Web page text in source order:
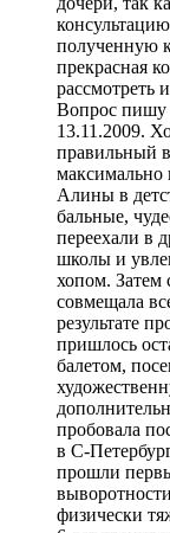
полученную
прекрасная
рассмотреть
Вопрос пишу
13.11.2009.
правильный
максимально
Алины в
бальные,
переехали в
школы и
хопом. Затем
совмещала
результате
пришлось
балетом,
пробовала
в С-
прошли
физически